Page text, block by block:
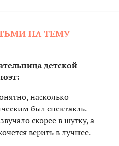
НА ТЕМУ
детской
насколько
был спектакль.
скорее в шутку, а
верить в лучшее.